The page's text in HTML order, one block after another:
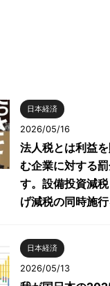
日本経済
2026/05/16
法人税とは利益
む企業に対する
す。設備投資減
げ減税の同時施
日本経済
2026/05/13